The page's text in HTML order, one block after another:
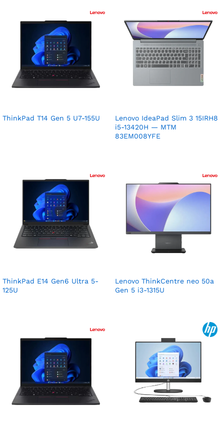
ThinkPad T14 Gen 5 U7-155U
Lenovo IdeaPad Slim 3 15IRH8
i5-13420H — MTM
83EM008YFE
ThinkPad E14 Gen6 Ultra 5-
125U
Lenovo ThinkCentre neo 50a
Gen 5 i3-1315U